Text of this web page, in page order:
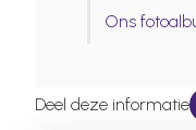
Ons
Deel deze informatie